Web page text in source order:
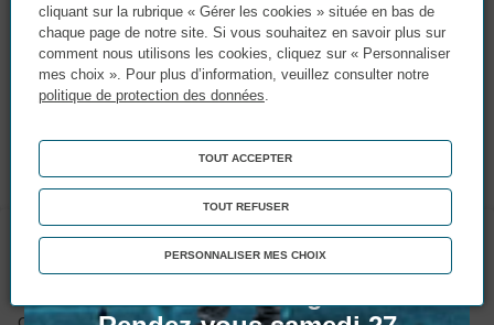
Portes Ouvertes !
Matinée Portes Ouvertes
Niveau d’accès :3ème
CAEN, CHERBOURG
24 mois / 800 heures
ALTERNANCE
CAP Réalisations Industrielles en
cliquant sur la rubrique « Gérer les cookies » située en bas de
chaque page de notre site. Si vous souhaitez en savoir plus sur
comment nous utilisons les cookies, cliquez sur « Personnaliser
mes choix ». Pour plus d’information, veuillez consulter notre
politique de protection des données.
TOUT ACCEPTER
TOUT REFUSER
PERSONNALISER MES CHOIX